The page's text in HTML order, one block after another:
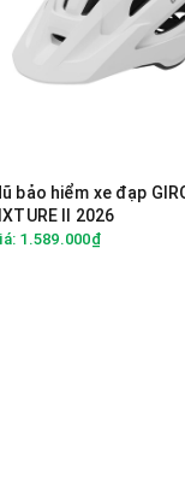
bảo hiểm xe đạp
II 2026
1.589.000₫